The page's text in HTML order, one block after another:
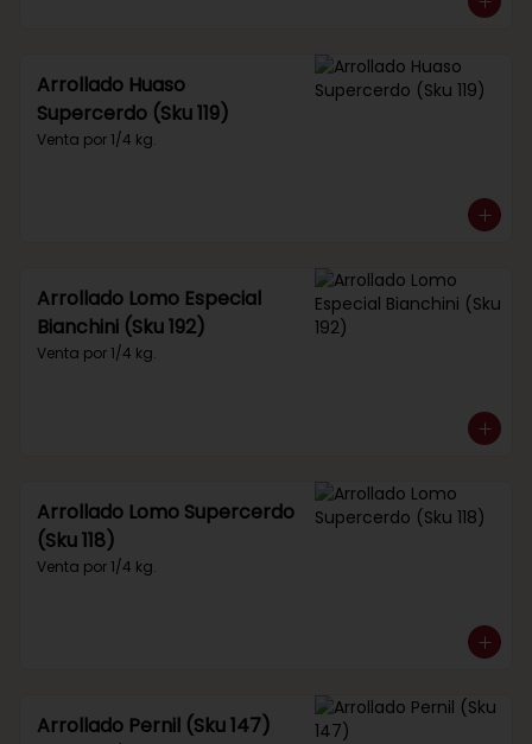
Arrollado Huaso
Supercerdo (Sku 119)
Venta por 1/4 kg.
Arrollado Lomo Especial
Bianchini (Sku 192)
Venta por 1/4 kg.
Arrollado Lomo Supercerdo
(Sku 118)
Venta por 1/4 kg.
Arrollado Pernil (Sku 147)